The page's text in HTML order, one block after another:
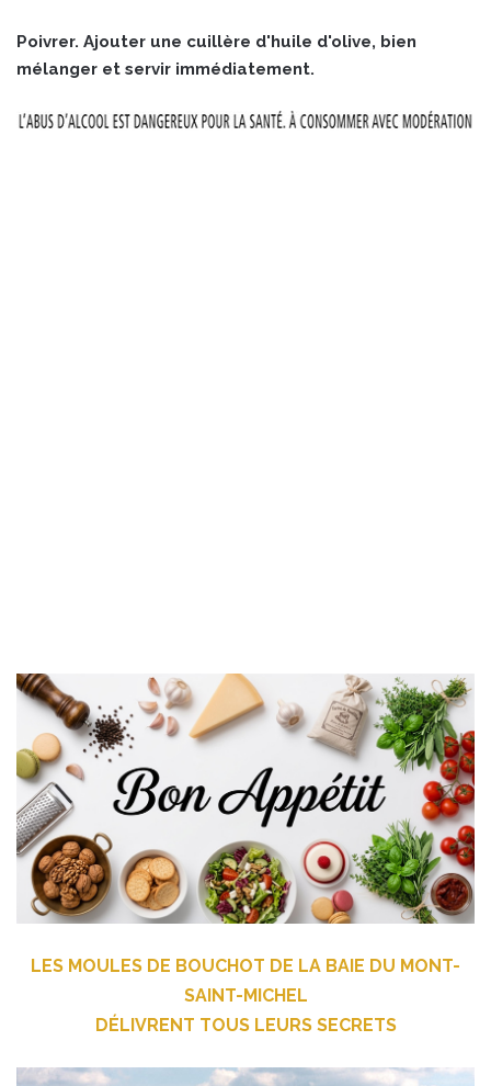
Poivrer. Ajouter une cuillère d'huile d'olive, bien
mélanger et servir immédiatement.
LES MOULES DE BOUCHOT DE LA BAIE DU MONT-
SAINT-MICHEL
DÉLIVRENT TOUS LEURS SECRETS